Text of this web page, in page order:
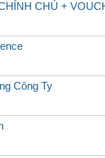
CHỦ +
Công Ty